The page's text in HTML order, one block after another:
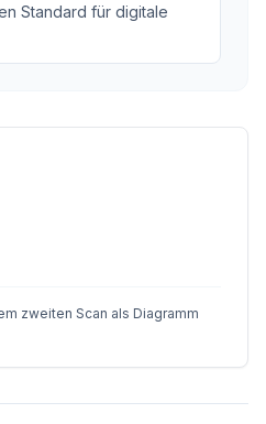
Standard für digitale
zweiten Scan als Diagramm